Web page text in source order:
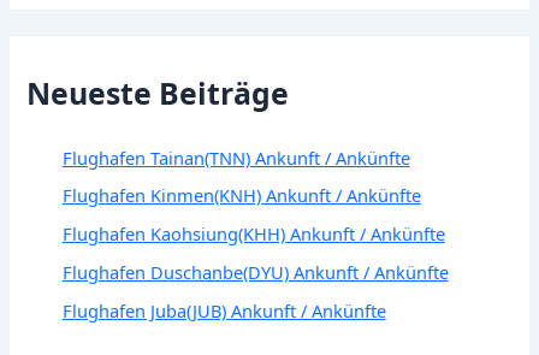
Neueste Beiträge
Flughafen Tainan(TNN) Ankunft / Ankünfte
Flughafen Kinmen(KNH) Ankunft / Ankünfte
Flughafen Kaohsiung(KHH) Ankunft / Ankünfte
Flughafen Duschanbe(DYU) Ankunft / Ankünfte
Flughafen Juba(JUB) Ankunft / Ankünfte